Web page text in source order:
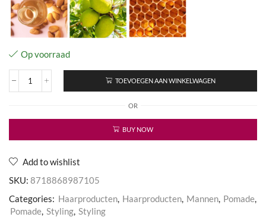
Op voorraad
Slick
aantal
TOEVOEGEN AAN WINKELWAGEN
OR
BUY NOW
Add to wishlist
SKU: 8718868987105
Categories: Haarproducten, Haarproducten, Mannen, Pomade,
Pomade, Styling, Styling